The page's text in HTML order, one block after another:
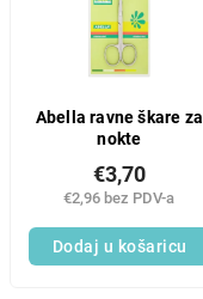
Abella ravne škare za
nokte
€2,96 bez PDV-a
€3,70
Dodaj u košaricu